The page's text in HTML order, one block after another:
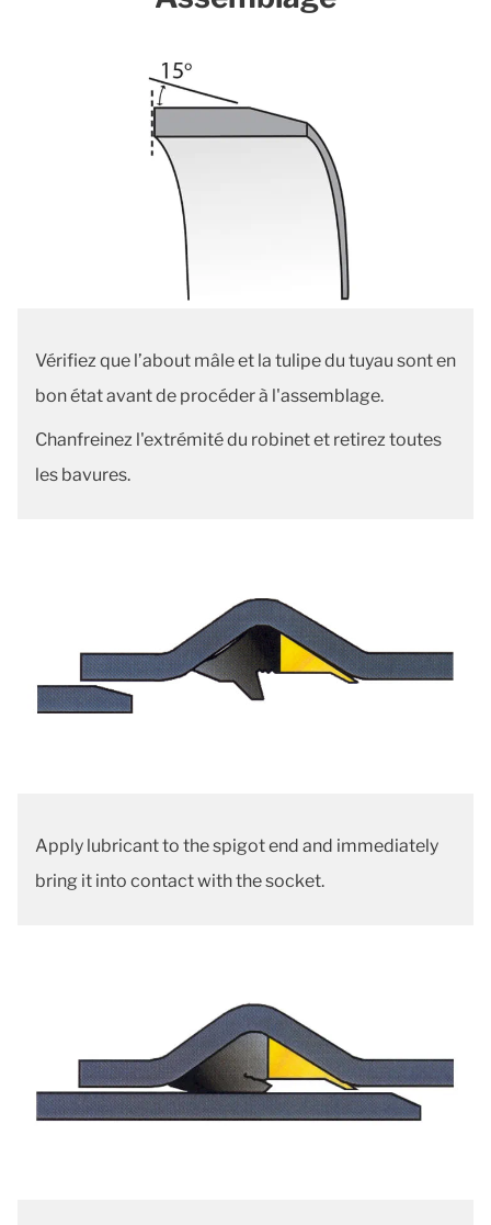
Vérifiez que l’about mâle et la tulipe du tuyau sont en
bon état avant de procéder à l'assemblage.
Chanfreinez l'extrémité du robinet et retirez toutes
les bavures.
Apply lubricant to the spigot end and immediately
bring it into contact with the socket.